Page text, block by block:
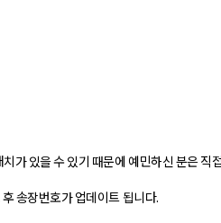
가 있을 수 있기 때문에 예민하신 분은 직
송장번호가 업데이트 됩니다.